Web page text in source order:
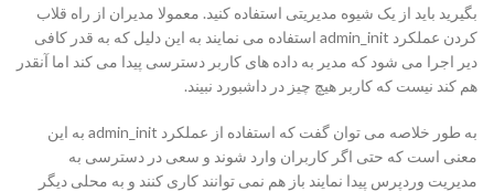
بگیرید باید از یک شیوه مدیریتی استفاده کنید. معمولا مدیران از راه قلاب
کردن عملکرد admin_init استفاده می نمایند به این دلیل که به قدر کافی
دیر اجرا می شود که مدیر به داده های کاربر دسترسی پیدا می کند اما آنقدر
هم کند نیست که کاربر هیچ چیز در داشبورد نبیند.
به طور خلاصه می توان گفت که استفاده از عملکرد admin_init به این
معنی است که حتی اگر کاربران وارد شوند و سعی در دسترسی به
مدیریت وردپرس پیدا نمایند باز هم نمی توانند کاری کنند و به محلی دیگر